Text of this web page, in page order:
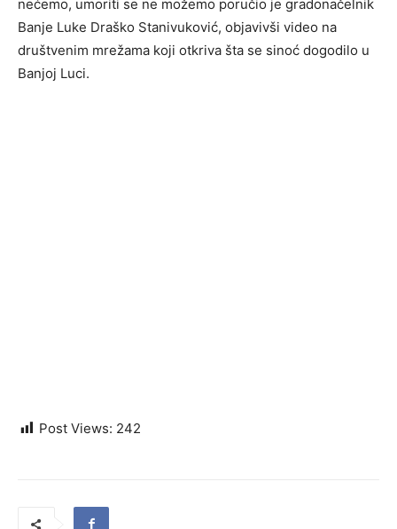
nećemo, umoriti se ne možemo poručio je gradonačelnik
Banje Luke Draško Stanivuković, objavivši video na
društvenim mrežama koji otkriva šta se sinoć dogodilo u
Banjoj Luci.
Post Views: 242